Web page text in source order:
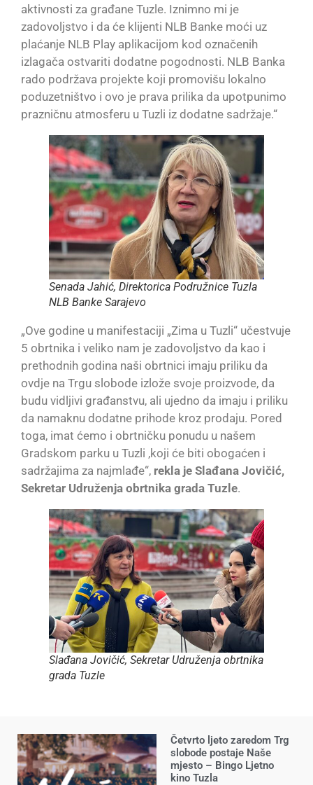
aktivnosti za građane Tuzle. Iznimno mi je
zadovoljstvo i da će klijenti NLB Banke moći uz
plaćanje NLB Play aplikacijom kod označenih
izlagača ostvariti dodatne pogodnosti. NLB Banka
rado podržava projekte koji promovišu lokalno
poduzetništvo i ovo je prava prilika da upotpunimo
prazničnu atmosferu u Tuzli iz dodatne sadržaje.“
Senada Jahić, Direktorica Podružnice Tuzla
NLB Banke Sarajevo
„Ove godine u manifestaciji „Zima u Tuzli“ učestvuje
5 obrtnika i veliko nam je zadovoljstvo da kao i
prethodnih godina naši obrtnici imaju priliku da
ovdje na Trgu slobode izlože svoje proizvode, da
budu vidljivi građanstvu, ali ujedno da imaju i priliku
da namaknu dodatne prihode kroz prodaju. Pored
toga, imat ćemo i obrtničku ponudu u našem
Gradskom parku u Tuzli ,koji će biti obogaćen i
sadržajima za najmlađe“, rekla je Slađana Jovičić,
Sekretar Udruženja obrtnika grada Tuzle.
Slađana Jovičić, Sekretar Udruženja obrtnika
grada Tuzle
Četvrto ljeto zaredom Trg
slobode postaje Naše
mjesto – Bingo Ljetno
kino Tuzla